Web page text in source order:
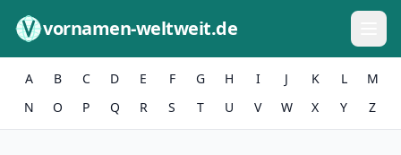
vornamen-weltweit.de
A B C D E F G H I J K L
M
N
O P Q R S T U V W X Y Z